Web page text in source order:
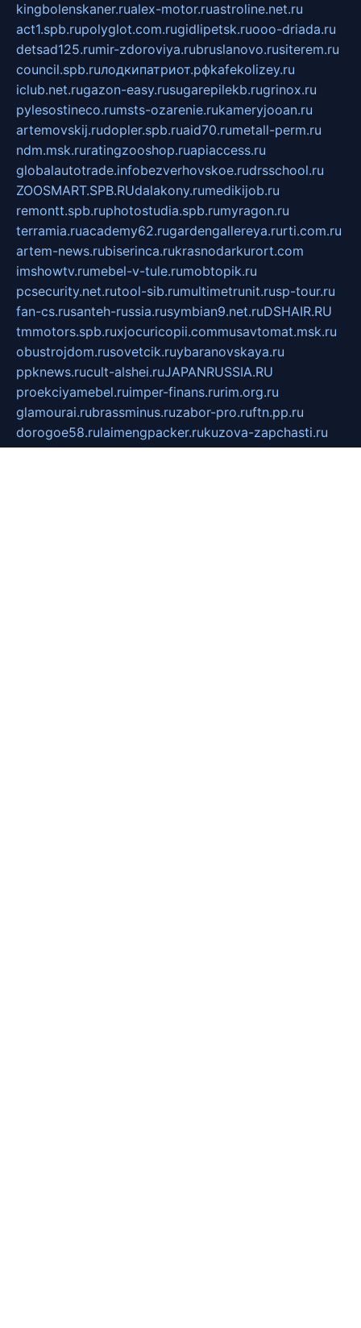
kingbolenskaner.rualex-motor.ruastroline.net.ru
act1.spb.rupolyglot.com.rugidlipetsk.ruooo-driada.ru
detsad125.rumir-zdoroviya.rubruslanovo.rusiterem.ru
council.spb.ruлодкипатриот.рфkafekolizey.ru
iclub.net.rugazon-easy.rusugarepilekb.rugrinox.ru
pylesostineco.rumsts-ozarenie.rukameryjooan.ru
artemovskij.rudopler.spb.ruaid70.rumetall-perm.ru
ndm.msk.ruratingzooshop.ruapiaccess.ru
globalautotrade.infobezverhovskoe.rudrsschool.ru
ZOOSMART.SPB.RUdalakony.rumedikijob.ru
remontt.spb.ruphotostudia.spb.rumyragon.ru
terramia.ruacademy62.rugardengallereya.rurti.com.ru
artem-news.rubiserinca.rukrasnodarkurort.com
imshowtv.rumebel-v-tule.rumobtopik.ru
pcsecurity.net.rutool-sib.rumultimetrunit.rusp-tour.ru
fan-cs.rusanteh-russia.rusymbian9.net.ruDSHAIR.RU
tmmotors.spb.ruxjocuricopii.commusavtomat.msk.ru
obustrojdom.rusovetcik.ruybaranovskaya.ru
ppknews.rucult-alshei.ruJAPANRUSSIA.RU
proekciyamebel.ruimper-finans.rurim.org.ru
glamourai.rubrassminus.ruzabor-pro.ruftn.pp.ru
dorogoe58.rulaimengpacker.rukuzova-zapchasti.ru
sageerp.rutaxodrom.rudsrazvitie.ruhardcity.net.ru